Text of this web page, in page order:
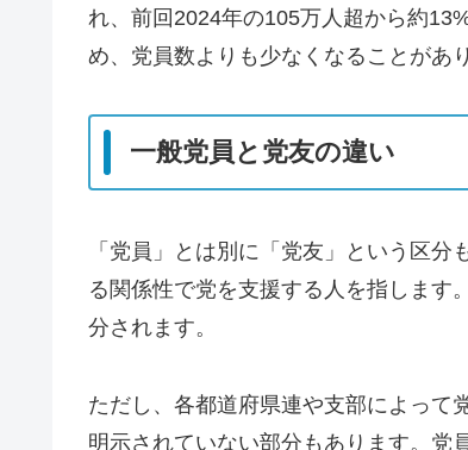
れ、前回2024年の105万人超から約
め、党員数よりも少なくなることがあ
一般党員と党友の違い
「党員」とは別に「党友」という区
る関係性で党を支援する人を指します
分されます。
ただし、各都道府県連や支部によって
明示されていない部分もあります。党